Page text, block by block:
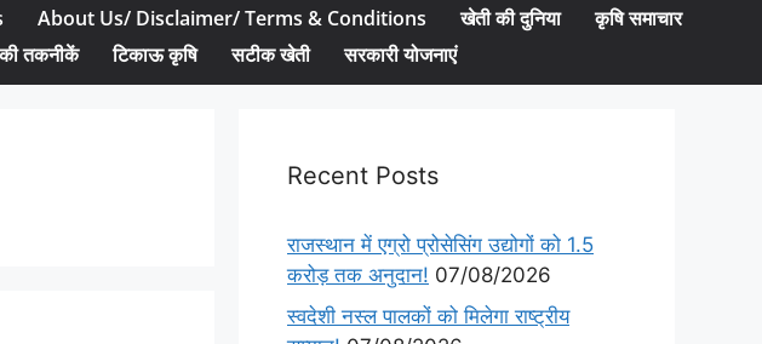
About Us/ Disclaimer/ Terms & Conditions खेती की दुनिया
कृषि समाचार
तकनीकें टिकाऊ कृषि सटीक खेती सरकारी योजनाएं
Recent Posts
राजस्थान में एग्रो प्रोसेसिंग उद्योगों को 1.5
करोड़ तक अनुदान! 07/08/2026
स्वदेशी नस्ल पालकों को मिलेगा राष्ट्रीय